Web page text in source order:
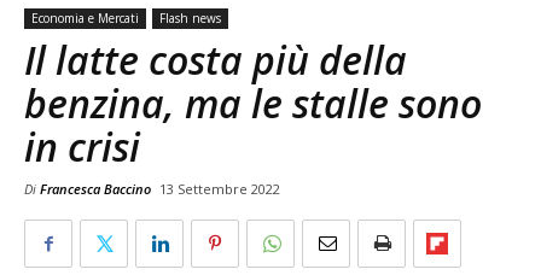
Economia e Mercati Flash news
Il latte costa più della
benzina, ma le stalle sono
in crisi
Di Francesca Baccino 13 Settembre 2022